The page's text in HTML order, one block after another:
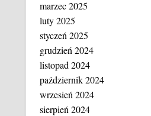
marzec 2025
luty 2025
styczeń 2025
grudzień 2024
listopad 2024
październik 2024
wrzesień 2024
sierpień 2024